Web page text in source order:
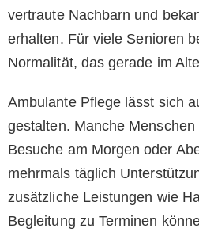
vertraute Nachbarn und
erhalten. Für viele Senioren
Normalität, das gerade im
Ambulante Pflege lässt sich
gestalten. Manche
Besuche am Morgen oder
mehrmals täglich
zusätzliche Leistungen wie
Begleitung zu Terminen